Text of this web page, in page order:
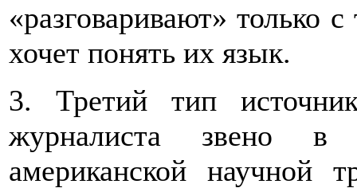
«разговаривают» только
хочет понять их язык.
3. Третий тип
журналиста звено в
американской научной